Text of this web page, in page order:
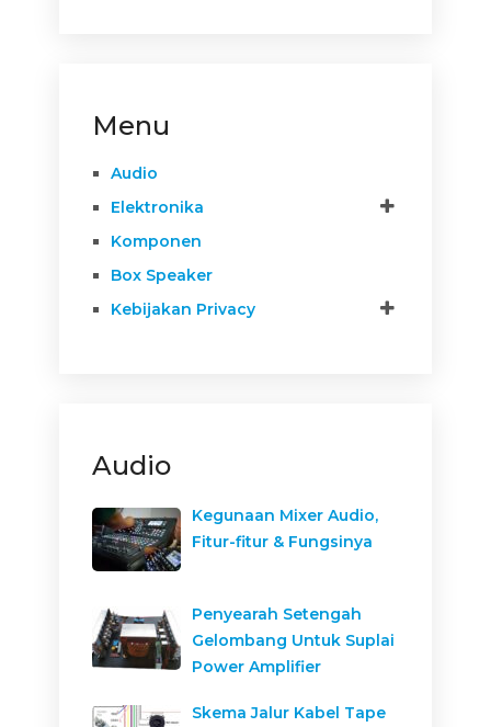
Menu
Audio
Elektronika
Komponen
Box Speaker
Kebijakan Privacy
Audio
Kegunaan Mixer Audio,
Fitur-fitur & Fungsinya
Penyearah Setengah
Gelombang Untuk Suplai
Power Amplifier
Skema Jalur Kabel Tape